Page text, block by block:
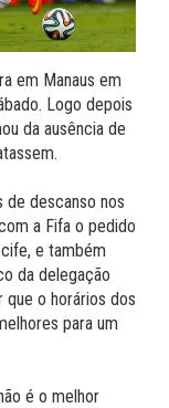
em Manaus em
Logo depois
da ausência de
descanso nos
a Fifa o pedido
e também
da delegação
o horários dos
para um
é o melhor